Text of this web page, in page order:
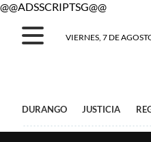
@@ADSSCRIPTSG@@
VIERNES, 7 DE
DURANGO JUSTICIA